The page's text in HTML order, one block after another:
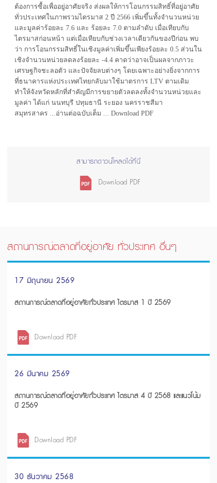
ต้องการซื้อเพื่ออยู่อาศัยจริง ส่งผลให้การโอนกรรมสิทธิ์ที่อยู่อาศัย
ทั่วประเทศในภาพรวมไตรมาส 2 ปี 2566 เพิ่มขึ้นทั้งจำนวนหน่วย
และมูลค่าร้อยละ 7.6 และ ร้อยละ 7.0 ตามลำดับ เมื่อเทียบกับ
ไตรมาสก่อนหน้า แต่เมื่อเทียบกับช่วงเวลาเดียวกันของปีก่อน พบ
ว่า การโอนกรรมสิทธิ์ในเชิงมูลค่าเพิ่มขึ้นเพียงร้อยละ 0.5 ส่วนใน
เชิงจำนวนหน่วยลดลงร้อยละ -4.4 คาดว่าอาจเป็นผลจากภาวะ
เศรษฐกิจชะลอตัว และปัจจัยลบต่างๆ โดยเฉพาะอย่างยิ่งจากการ
ที่ธนาคารแห่งประเทศไทยกลับมาใช้มาตรการ LTV ตามเดิม
ทำให้จังหวัดหลักที่สำคัญมีการขยายตัวลดลงทั้งจำนวนหน่วยและ
มูลค่า ได้แก่ นนทบุรี ปทุมธานี ระยอง นครราชสีมา
สมุทรสาคร ...อ่านต่อฉบับเต็ม ... Download PDF
สามารถดาวน์โหลดได้ที่นี่
Download PDF
สถานการณ์ตลาดที่อยู่อาศัย ทั่วประเทศ อื่นๆ
17 มิถุนายน 2569
สถานการณ์ตลาดที่อยู่อาศัยทั่วประเทศ ไตรมาส 1 ปี 2569
Download PDF
26 มีนาคม 2569
สถานการณ์ตลาดที่อยู่อาศัยทั่วประเทศ ไตรมาส 4 ปี 2568 และแนวโน้ม
ปี 2569
Download PDF
30 ธันวาคม 2568